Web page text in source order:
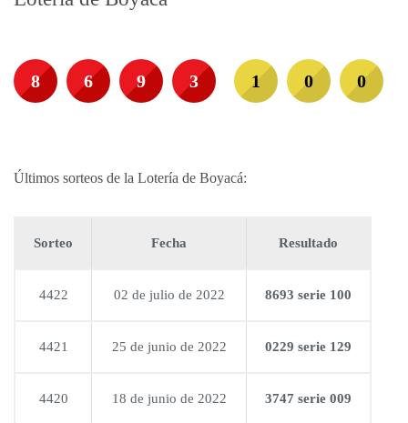
8 6 9 3 1 0 0
Últimos sorteos de la Lotería de Boyacá:
Sorteo Fecha Resultado
4422 02 de julio de 2022 8693 serie 100
4421 25 de junio de 2022 0229 serie 129
4420 18 de junio de 2022 3747 serie 009